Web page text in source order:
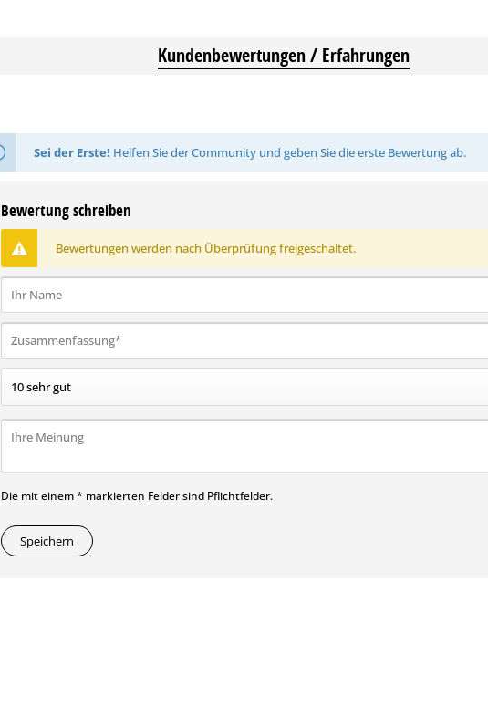
Kundenbewertungen / Erfahrungen
Sei der Erste! Helfen Sie der Community und geben Sie die erste Bewertung ab.
Bewertung schreiben
Bewertungen werden nach Überprüfung freigeschaltet.
Die mit einem * markierten Felder sind Pflichtfelder.
Speichern